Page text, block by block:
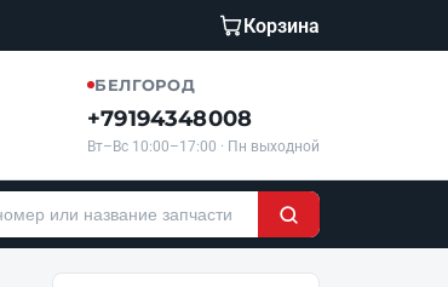
Корзина
БЕЛГОРОД
+79194348008
Вт–Вс 10:00–17:00 · Пн выходной